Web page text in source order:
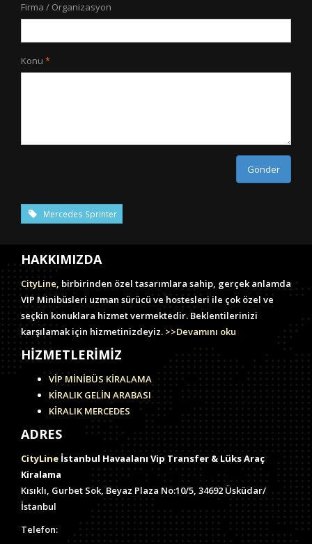
Firma / Organizasyon
Konu
Gönder
Mercedes Sprinter
HAKKIMIZDA
CityLine, birbirinden özel tasarımlara sahip, gerçek anlamda
VIP Minibüsleri uzman sürücü ve hostesleri ile çok özel ve
seçkin konuklara hizmet vermektedir. Beklentilerinizi
karşılamak için hizmetinizdeyiz. >>Devamını oku
HİZMETLERİMİZ
VİP MİNİBÜS KİRALAMA
KİRALIK GELİN ARABASI
KİRALIK MERCEDES
ADRES
CityLine İstanbul Havaalanı Vip Transfer & Lüks Araç
Kiralama
Kısıklı, Gurbet Sok, Beyaz Plaza No:10/5, 34692 Üsküdar/
İstanbul
Telefon: